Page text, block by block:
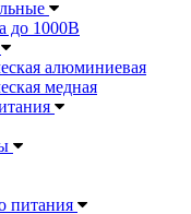
до 1000В
алюминиевая
медная
питания